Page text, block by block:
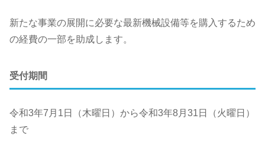
新たな事業の展開に必要な最新機械設備等を購入するため
の経費の一部を助成します。
受付期間
令和3年7月1日（木曜日）から令和3年8月31日（火曜日）
まで